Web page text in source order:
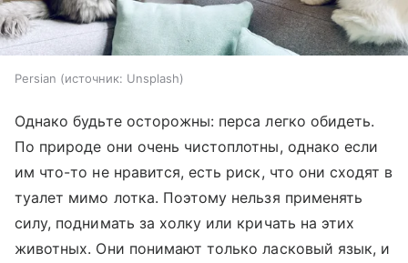
Persian источник: Unsplash
Однако будьте осторожны: перса легко обидеть.
По природе они очень чистоплотны, однако если
им что-то не нравится, есть риск, что они сходят в
туалет мимо лотка. Поэтому нельзя применять
силу, поднимать за холку или кричать на этих
животных. Они понимают только ласковый язык, и